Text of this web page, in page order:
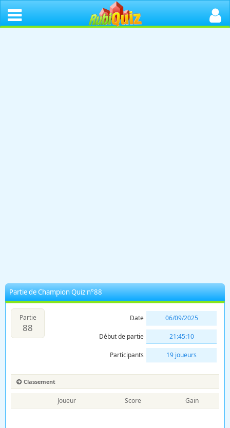
Partie de Champion Quiz n°88
Partie
88
Date 06/09/2025
Début de partie 21:45:10
Participants 19 joueurs
Classement
Joueur Score Gain